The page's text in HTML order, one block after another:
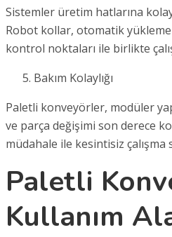
Sistemler üretim hatlarına
Robot kollar, otomatik
kontrol noktaları ile birlikte
Bakım Kolaylığı
Paletli konveyörler, modüler
ve parça değişimi son derece
müdahale ile kesintisiz
Paletli
Kullanım